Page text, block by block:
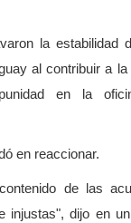
la estabilidad
al contribuir a
en la
en reaccionar.
de las
injustas", dijo en